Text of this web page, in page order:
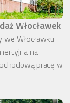
Włocławek
Włocławku
na
pracę w